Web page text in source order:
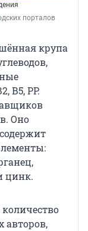
порталов
крупа
В5, РР.
Оно
цинк.
авторов,